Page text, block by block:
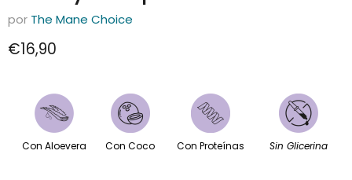
por The Mane Choice
Precio actual
€16,90
Con Aloevera Con Coco Con Proteínas Sin Glicerina